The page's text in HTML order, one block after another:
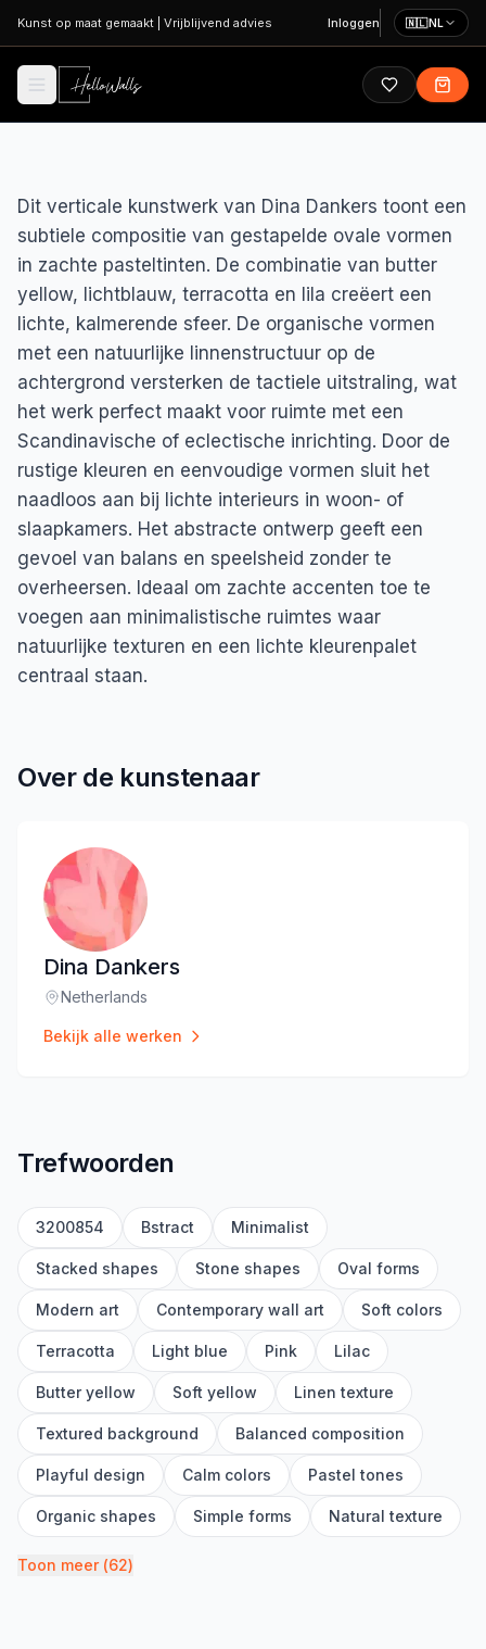
Ga naar hoofdinhoud
Kunst op maat gemaakt Vrijblijvend advies Inloggen 🇳🇱NL
Dit verticale kunstwerk van Dina Dankers toont een
subtiele compositie van gestapelde ovale vormen
in zachte pasteltinten. De combinatie van butter
yellow, lichtblauw, terracotta en lila creëert een
lichte, kalmerende sfeer. De organische vormen
met een natuurlijke linnenstructuur op de
achtergrond versterken de tactiele uitstraling, wat
het werk perfect maakt voor ruimte met een
Scandinavische of eclectische inrichting. Door de
rustige kleuren en eenvoudige vormen sluit het
naadloos aan bij lichte interieurs in woon- of
slaapkamers. Het abstracte ontwerp geeft een
gevoel van balans en speelsheid zonder te
overheersen. Ideaal om zachte accenten toe te
voegen aan minimalistische ruimtes waar
natuurlijke texturen en een lichte kleurenpalet
centraal staan.
Over de kunstenaar
Dina Dankers
Locatie:
Netherlands
Bekijk alle werken
Trefwoorden
3200854 Bstract Minimalist
Stacked shapes Stone shapes Oval forms
Modern art Contemporary wall art Soft colors
Terracotta Light blue Pink Lilac
Butter yellow Soft yellow Linen texture
Textured background Balanced composition
Playful design Calm colors Pastel tones
Organic shapes Simple forms Natural texture
Toon meer(62)